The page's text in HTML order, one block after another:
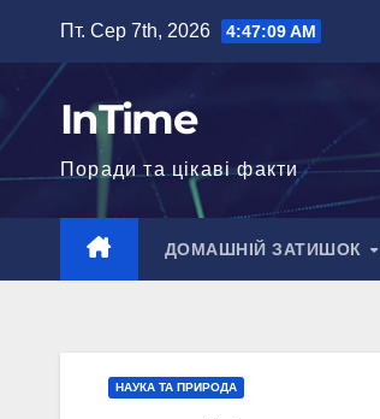
вмісту
Пт. Сер 7th, 2026 4:47:10 AM
InTime
Поради та цікаві факти
ДОМАШНІЙ ЗАТИШОК
НАУКА ТА ПРИРОДА